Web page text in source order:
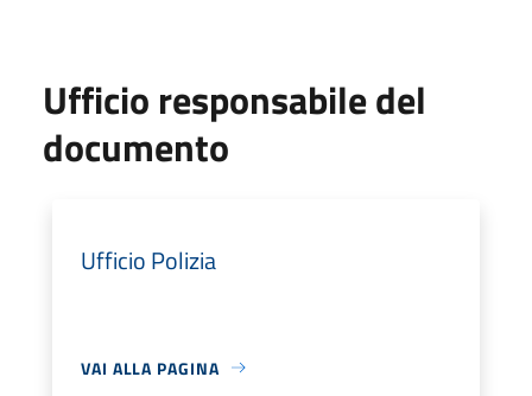
Ufficio responsabile del
documento
Ufficio Polizia
VAI ALLA PAGINA